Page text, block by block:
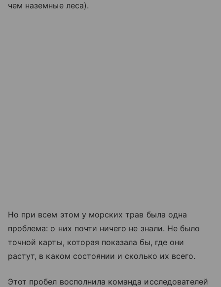
чем наземные леса).
Но при всем этом у морских трав была одна
проблема: о них почти ничего не знали. Не было
точной карты, которая показала бы, где они
растут, в каком состоянии и сколько их всего.
Этот пробел восполнила команда исследователей